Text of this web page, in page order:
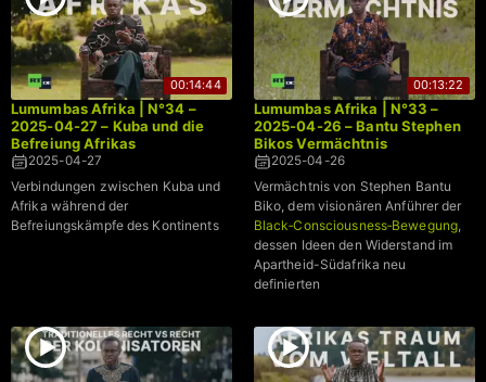
00:14:44
Lumumbas Afrika | N°34 –
2025-04-27 – Kuba und die
Befreiung Afrikas
2025-04-27
Verbindungen zwischen Kuba und
Afrika während der
Befreiungskämpfe des Kontinents
00:13:22
Lumumbas Afrika | N°33 –
2025-04-26 – Bantu Stephen
Bikos Vermächtnis
2025-04-26
Vermächtnis von Stephen Bantu
Biko, dem visionären Anführer der
Black‑Consciousness‑Bewegung,
dessen Ideen den Widerstand im
Apartheid-Südafrika neu
definierten